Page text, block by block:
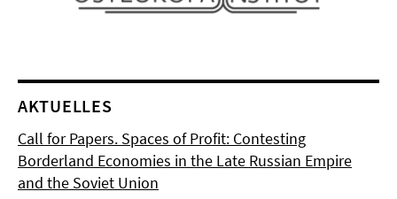
AKTUELLES
Call for Papers. Spaces of Profit: Contesting
Borderland Economies in the Late Russian Empire
and the Soviet Union